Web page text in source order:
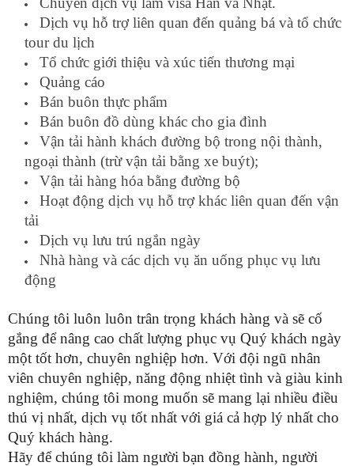
Dịch vụ hỗ trợ liên quan đến quảng bá và tổ chức
tour du lịch
Tổ chức giới thiệu và xúc tiến thương mại
Quảng cáo
Bán buôn thực phẩm
Bán buôn đồ dùng khác cho gia đình
Vận tải hành khách đường bộ trong nội thành,
ngoại thành (trừ vận tải bằng xe buýt);
Vận tải hàng hóa bằng đường bộ
Hoạt động dịch vụ hỗ trợ khác liên quan đến vận
tải
Dịch vụ lưu trú ngắn ngày
Nhà hàng và các dịch vụ ăn uống phục vụ lưu
động
Chúng tôi luôn luôn trân trọng khách hàng và sẽ cố
gắng để nâng cao chất lượng phục vụ Quý khách ngày
một tốt hơn, chuyên nghiệp hơn. Với đội ngũ nhân
viên chuyên nghiệp, năng động nhiệt tình và giàu kinh
nghiệm, chúng tôi mong muốn sẽ mang lại nhiều điều
thú vị nhất, dịch vụ tốt nhất với giá cả hợp lý nhất cho
Quý khách hàng.
Hãy để chúng tôi làm người bạn đồng hành, người